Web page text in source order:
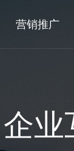
营销推广
企业